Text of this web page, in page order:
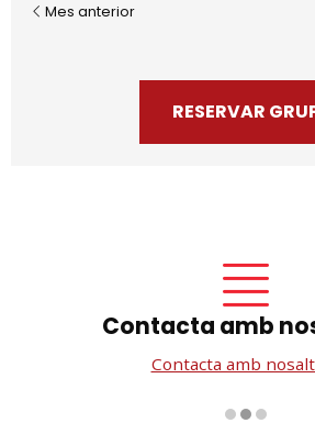
Mes anterior
RESERVAR
Contacta amb
Contacta amb